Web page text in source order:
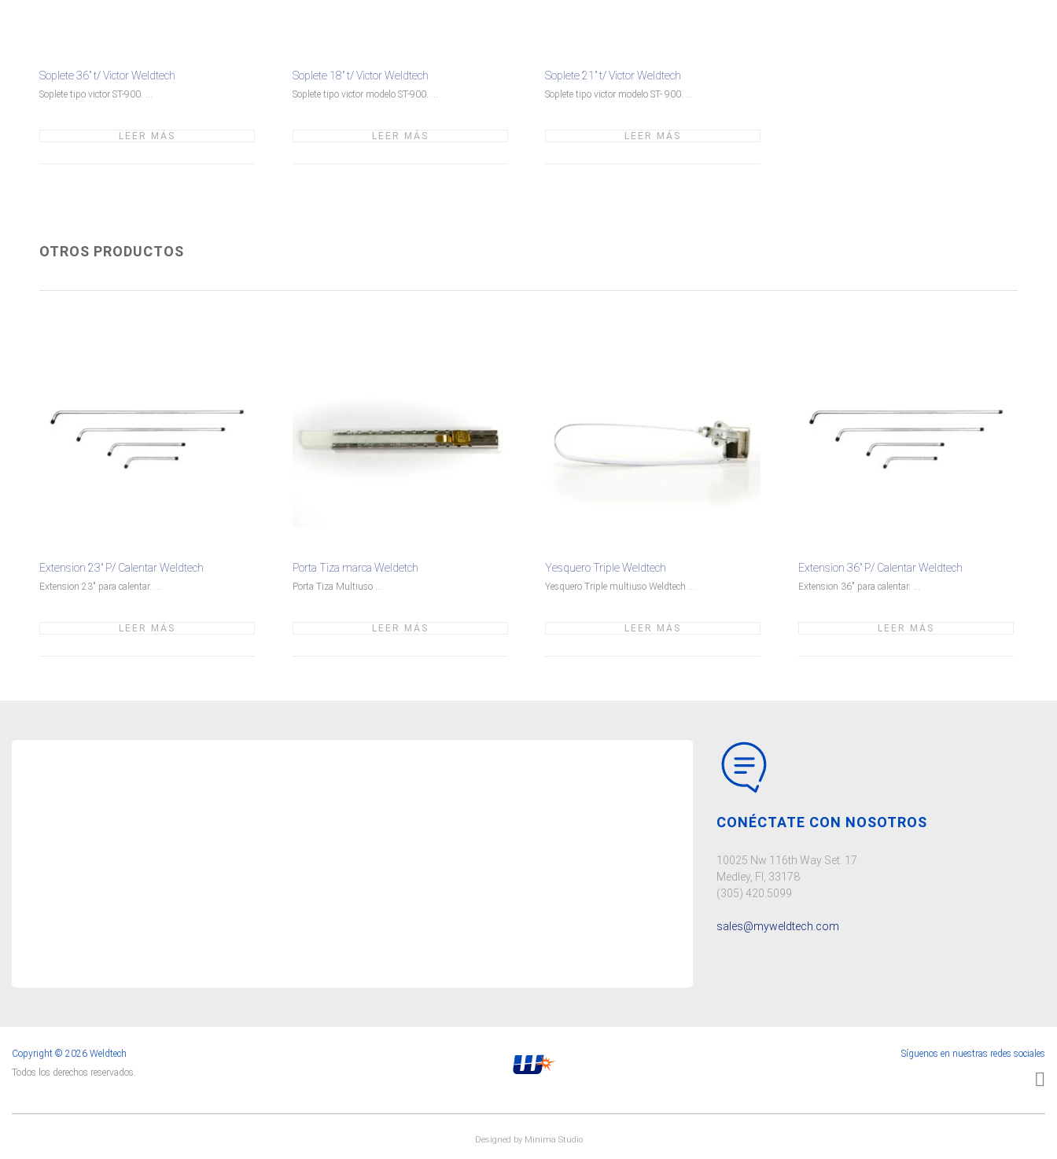
Soplete 36″ t/ Victor Weldtech
Soplete tipo victor ST-900. ...
LEER MÁS
Soplete 18″ t/ Victor Weldtech
Soplete tipo victor modelo ST-900. ...
LEER MÁS
Soplete 21″ t/ Victor Weldtech
Soplete tipo victor modelo ST- 900. ...
LEER MÁS
OTROS PRODUCTOS
Extension 23″ P/ Calentar Weldtech
Extension 23" para calentar. ...
LEER MÁS
Porta Tiza marca Weldetch
Porta Tiza Multiuso ...
LEER MÁS
Yesquero Triple Weldtech
Yesquero Triple multiuso Weldtech ...
LEER MÁS
Extension 36″ P/ Calentar Weldtech
Extension 36" para calentar. ...
LEER MÁS
CONÉCTATE CON NOSOTROS
10025 Nw 116th Way Set. 17
Medley, Fl, 33178
(305) 420.5099
sales@myweldtech.com
Copyright © 2026 Weldtech
Todos los derechos reservados.
Síguenos en nuestras redes sociales
Designed by Minima Studio